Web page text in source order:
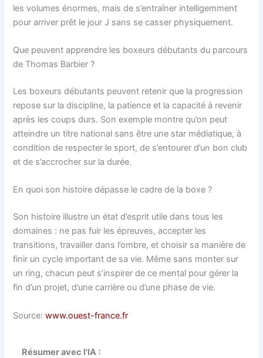
les volumes énormes, mais de s’entraîner intelligemment
pour arriver prêt le jour J sans se casser physiquement.
Que peuvent apprendre les boxeurs débutants du parcours
de Thomas Barbier ?
Les boxeurs débutants peuvent retenir que la progression
repose sur la discipline, la patience et la capacité à revenir
après les coups durs. Son exemple montre qu’on peut
atteindre un titre national sans être une star médiatique, à
condition de respecter le sport, de s’entourer d’un bon club
et de s’accrocher sur la durée.
En quoi son histoire dépasse le cadre de la boxe ?
Son histoire illustre un état d’esprit utile dans tous les
domaines : ne pas fuir les épreuves, accepter les
transitions, travailler dans l’ombre, et choisir sa manière de
finir un cycle important de sa vie. Même sans monter sur
un ring, chacun peut s’inspirer de ce mental pour gérer la
fin d’un projet, d’une carrière ou d’une phase de vie.
Source:www.ouest-france.fr
Résumer avec l'IA :